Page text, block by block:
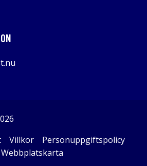
Villkor
Personuppgiftspolicy
Webbplatskarta